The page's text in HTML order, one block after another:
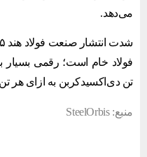
می‌دهد.
تن دی‌اکسیدکربن به ازای هر
منبع: SteelOrbis